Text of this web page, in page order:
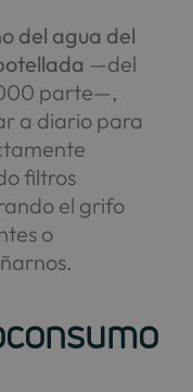
del agua del
—del
parte—,
a diario para
filtros
el grifo
o